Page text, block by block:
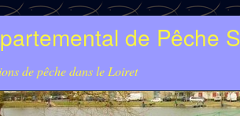
de Pêche
de pêche dans le Loiret